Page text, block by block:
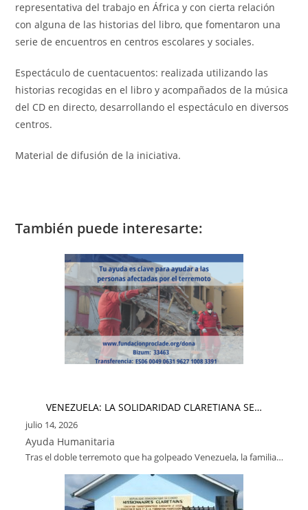
representativa del trabajo en África y con cierta relación
con alguna de las historias del libro, que fomentaron una
serie de encuentros en centros escolares y sociales.
Espectáculo de cuentacuentos: realizada utilizando las
historias recogidas en el libro y acompañados de la música
del CD en directo, desarrollando el espectáculo en diversos
centros.
Material de difusión de la iniciativa.
También puede interesarte:
VENEZUELA: LA SOLIDARIDAD CLARETIANA SE…
julio 14, 2026
Ayuda Humanitaria
Tras el doble terremoto que ha golpeado Venezuela, la familia…